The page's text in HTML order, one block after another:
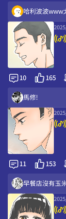
會喔XDDD包
包手師傅炒的
早餐店五折已
哈利波波www
帥哥您好
謝謝你的喜歡
很帥很可愛😍好
可是早餐店阿
哈利波波www
10 165
馬修!
肌肉魔法使
有好好更生也
大家都有過去
黑美就是會讓
11 153
早餐店沒有玉
玉米濃湯跟鍋